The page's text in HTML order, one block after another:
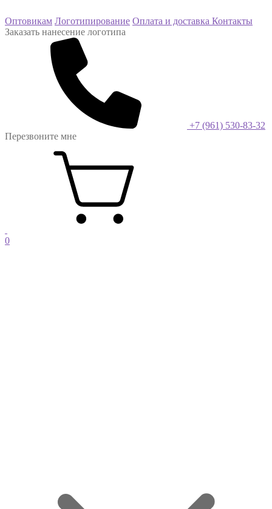
Оптовикам Логотипирование Оплата и доставка Контакты
Заказать нанесение логотипа
+7 (961) 530-83-32
Перезвоните мне
0